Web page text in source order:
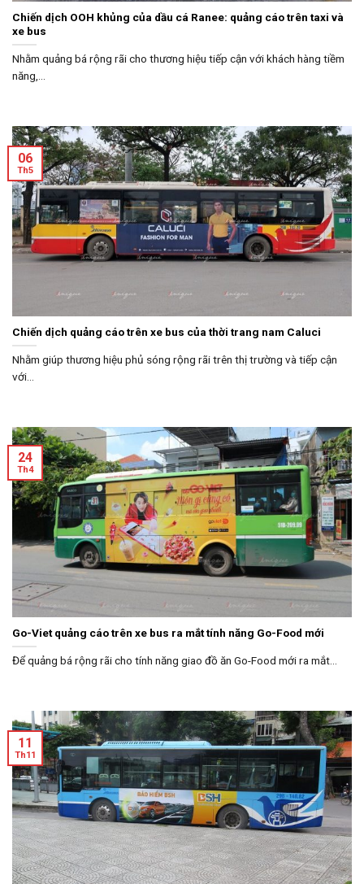
Chiến dịch OOH khủng của dầu cá Ranee: quảng cáo trên taxi và
xe bus
Nhằm quảng bá rộng rãi cho thương hiệu tiếp cận với khách hàng tiềm
năng,...
Chiến dịch quảng cáo trên xe bus của thời trang nam Caluci
Nhằm giúp thương hiệu phủ sóng rộng rãi trên thị trường và tiếp cận
với...
06
Th5
Go-Viet quảng cáo trên xe bus ra mắt tính năng Go-Food mới
Để quảng bá rộng rãi cho tính năng giao đồ ăn Go-Food mới ra mắt...
24
Th4
11
Th11